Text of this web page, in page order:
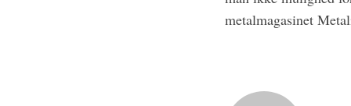
metalmagasinet